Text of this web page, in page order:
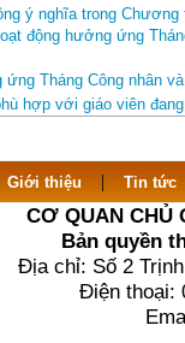
ý nghĩa trong
động hưởng ứng
Tháng Công nhân
hợp với giáo viên
Giới thiệu | Tin tức
CƠ QUAN CHỦ
Bản quyền
Địa chỉ: Số 2
Điện